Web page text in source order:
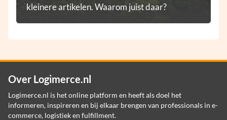
kleinere artikelen. Waarom juist daar?
Over Logimerce.nl
Logimerce.nl is het online platform en heeft als doel het
informeren, inspireren en bij elkaar brengen van professionals in e-
commerce, logistiek en fulfillment.